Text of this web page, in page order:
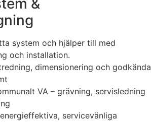
&
system och hjälper till med
och installation.
dimensionering och godkända
VA – grävning, servisledning
servicevänliga